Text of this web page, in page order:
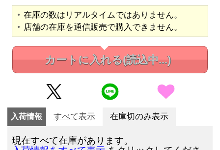
在庫の数はリアルタイムではありません。
店舗の在庫を通信販売で購入できません。
カートに入れる(読込中...)
入荷情報 すべて表示 在庫切のみ表示
現在すべて在庫があります。